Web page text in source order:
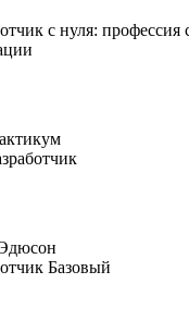
с нуля:
Базовый